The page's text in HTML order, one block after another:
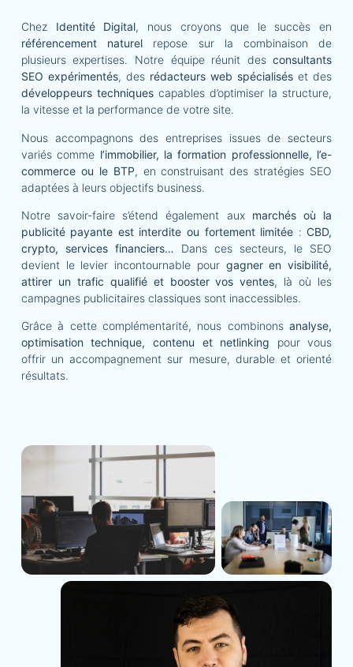
Chez Identité Digital, nous croyons que le succès en
référencement naturel repose sur la combinaison de
plusieurs expertises. Notre équipe réunit desconsultants
SEO expérimentés, des rédacteurs web spécialisés et des
développeurs techniquescapables d’optimiser la structure,
la vitesse et la performance de votre site.
Nous accompagnons des entreprises issues de secteurs
variés comme l’immobilier, la formation professionnelle, l’e-
commerce ou le BTP, en construisant des stratégies SEO
adaptées à leurs objectifs business.
Notre savoir-faire s’étend également aux marchés où la
publicité payante est interdite ou fortement limitée : CBD,
crypto, services financiers… Dans ces secteurs, le SEO
devient le levier incontournable pour gagner en visibilité,
attirer un trafic qualifié et booster vos ventes, là où les
campagnes publicitaires classiques sont inaccessibles.
Grâce à cette complémentarité, nous combinonsanalyse,
optimisation technique, contenu et netlinking pour vous
offrir un accompagnement sur mesure, durable et orienté
résultats.